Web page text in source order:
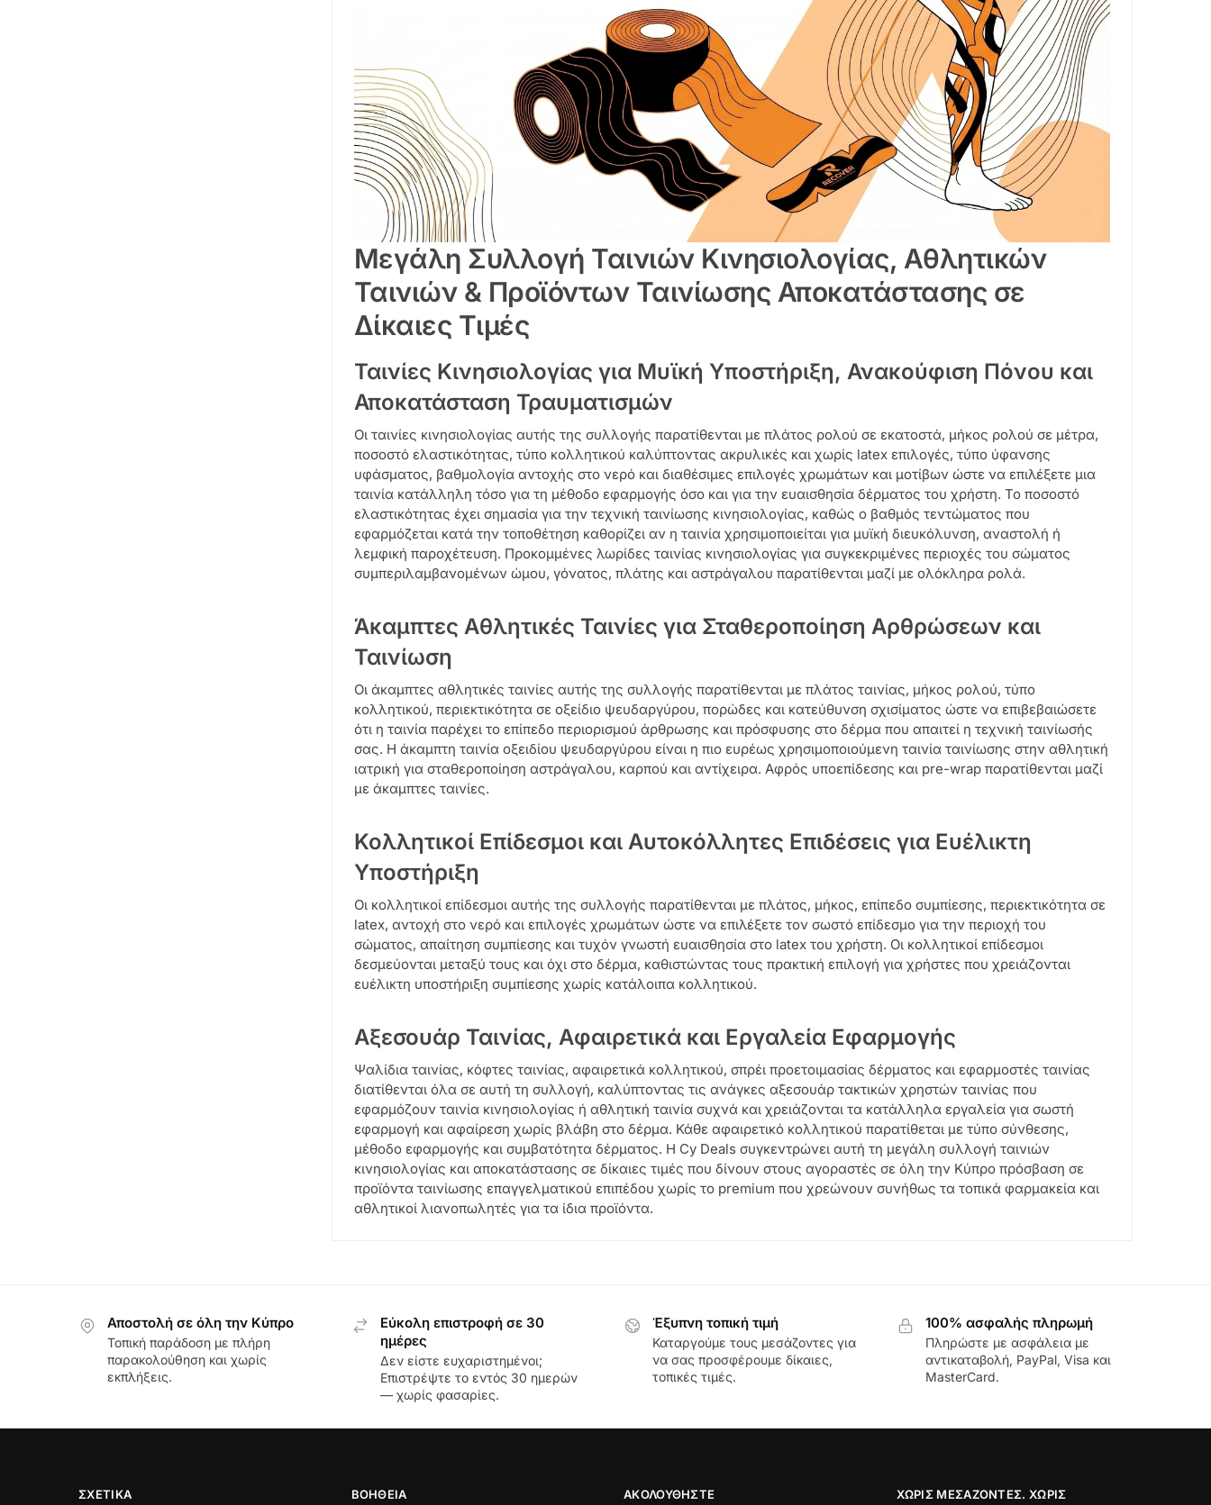
Μεγάλη Συλλογή Ταινιών Κινησιολογίας, Αθλητικών
Ταινιών & Προϊόντων Ταινίωσης Αποκατάστασης σε
Δίκαιες Τιμές
Ταινίες Κινησιολογίας για Μυϊκή Υποστήριξη, Ανακούφιση Πόνου και
Αποκατάσταση Τραυματισμών
Οι ταινίες κινησιολογίας αυτής της συλλογής παρατίθενται με πλάτος ρολού σε εκατοστά, μήκος ρολού σε μέτρα,
ποσοστό ελαστικότητας, τύπο κολλητικού καλύπτοντας ακρυλικές και χωρίς latex επιλογές, τύπο ύφανσης
υφάσματος, βαθμολογία αντοχής στο νερό και διαθέσιμες επιλογές χρωμάτων και μοτίβων ώστε να επιλέξετε μια
ταινία κατάλληλη τόσο για τη μέθοδο εφαρμογής όσο και για την ευαισθησία δέρματος του χρήστη. Το ποσοστό
ελαστικότητας έχει σημασία για την τεχνική ταινίωσης κινησιολογίας, καθώς ο βαθμός τεντώματος που
εφαρμόζεται κατά την τοποθέτηση καθορίζει αν η ταινία χρησιμοποιείται για μυϊκή διευκόλυνση, αναστολή ή
λεμφική παροχέτευση. Προκομμένες λωρίδες ταινίας κινησιολογίας για συγκεκριμένες περιοχές του σώματος
συμπεριλαμβανομένων ώμου, γόνατος, πλάτης και αστράγαλου παρατίθενται μαζί με ολόκληρα ρολά.
Άκαμπτες Αθλητικές Ταινίες για Σταθεροποίηση Αρθρώσεων και
Ταινίωση
Οι άκαμπτες αθλητικές ταινίες αυτής της συλλογής παρατίθενται με πλάτος ταινίας, μήκος ρολού, τύπο
κολλητικού, περιεκτικότητα σε οξείδιο ψευδαργύρου, πορώδες και κατεύθυνση σχισίματος ώστε να επιβεβαιώσετε
ότι η ταινία παρέχει το επίπεδο περιορισμού άρθρωσης και πρόσφυσης στο δέρμα που απαιτεί η τεχνική ταινίωσής
σας. Η άκαμπτη ταινία οξειδίου ψευδαργύρου είναι η πιο ευρέως χρησιμοποιούμενη ταινία ταινίωσης στην αθλητική
ιατρική για σταθεροποίηση αστράγαλου, καρπού και αντίχειρα. Αφρός υποεπίδεσης και pre-wrap παρατίθενται μαζί
με άκαμπτες ταινίες.
Κολλητικοί Επίδεσμοι και Αυτοκόλλητες Επιδέσεις για Ευέλικτη
Υποστήριξη
Οι κολλητικοί επίδεσμοι αυτής της συλλογής παρατίθενται με πλάτος, μήκος, επίπεδο συμπίεσης, περιεκτικότητα σε
latex, αντοχή στο νερό και επιλογές χρωμάτων ώστε να επιλέξετε τον σωστό επίδεσμο για την περιοχή του
σώματος, απαίτηση συμπίεσης και τυχόν γνωστή ευαισθησία στο latex του χρήστη. Οι κολλητικοί επίδεσμοι
δεσμεύονται μεταξύ τους και όχι στο δέρμα, καθιστώντας τους πρακτική επιλογή για χρήστες που χρειάζονται
ευέλικτη υποστήριξη συμπίεσης χωρίς κατάλοιπα κολλητικού.
Αξεσουάρ Ταινίας, Αφαιρετικά και Εργαλεία Εφαρμογής
Ψαλίδια ταινίας, κόφτες ταινίας, αφαιρετικά κολλητικού, σπρέι προετοιμασίας δέρματος και εφαρμοστές ταινίας
διατίθενται όλα σε αυτή τη συλλογή, καλύπτοντας τις ανάγκες αξεσουάρ τακτικών χρηστών ταινίας που
εφαρμόζουν ταινία κινησιολογίας ή αθλητική ταινία συχνά και χρειάζονται τα κατάλληλα εργαλεία για σωστή
εφαρμογή και αφαίρεση χωρίς βλάβη στο δέρμα. Κάθε αφαιρετικό κολλητικού παρατίθεται με τύπο σύνθεσης,
μέθοδο εφαρμογής και συμβατότητα δέρματος. Η Cy Deals συγκεντρώνει αυτή τη μεγάλη συλλογή ταινιών
κινησιολογίας και αποκατάστασης σε δίκαιες τιμές που δίνουν στους αγοραστές σε όλη την Κύπρο πρόσβαση σε
προϊόντα ταινίωσης επαγγελματικού επιπέδου χωρίς το premium που χρεώνουν συνήθως τα τοπικά φαρμακεία και
αθλητικοί λιανοπωλητές για τα ίδια προϊόντα.
Αποστολή σε όλη την Κύπρο
Τοπική παράδοση με πλήρη
παρακολούθηση και χωρίς
εκπλήξεις.
Εύκολη επιστροφή σε 30
ημέρες
Δεν είστε ευχαριστημένοι;
Επιστρέψτε το εντός 30 ημερών
— χωρίς φασαρίες.
Έξυπνη τοπική τιμή
Καταργούμε τους μεσάζοντες για
να σας προσφέρουμε δίκαιες,
τοπικές τιμές.
100% ασφαλής πληρωμή
Πληρώστε με ασφάλεια με
αντικαταβολή, PayPal, Visa και
MasterCard.
ΣΧΕΤΙΚΆ ΒΟΉΘΕΙΑ ΑΚΟΛΟΥΘΉΣΤΕ
ΧΩΡΊΣ ΜΕΣΆΖΟΝΤΕΣ. ΧΩΡΊΣ